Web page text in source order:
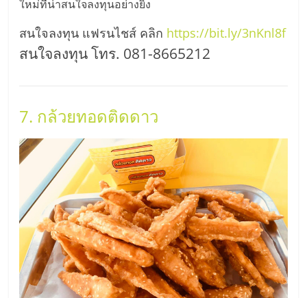
ใหม่ที่น่าสนใจลงทุนอย่างยิ่ง
สนใจลงทุน แฟรนไชส์ คลิก https://bit.ly/3nKnl8f
สนใจลงทุน โทร. 081-8665212
7. กล้วยทอดติดดาว